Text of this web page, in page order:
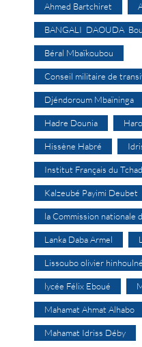
Ahmed Bartchiret
BANGALI DAOUDA
Béral Mbaïkoubou
Conseil militaire de
Djéndoroum Mbaïninga
Hadre Dounia
Hissène Habré
Institut Français du Tchad
Kalzeubé Payimi Deubet
la Commission nationale
Lanka Daba Armel
Lissoubo olivier hinhoulné.
lycée Félix Eboué
Mahamat Ahmat Alhabo
Mahamat Idriss Déby